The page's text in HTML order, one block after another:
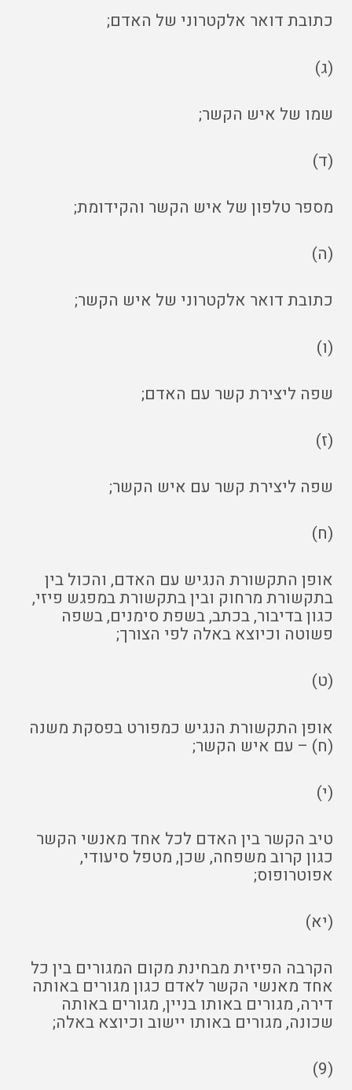
כתובת דואר אלקטרוני של האדם;
(ג)
שמו של איש הקשר;
(ד)
מספר טלפון של איש הקשר והקידומת;
(ה)
כתובת דואר אלקטרוני של איש הקשר;
(ו)
שפה ליצירת קשר עם האדם;
(ז)
שפה ליצירת קשר עם איש הקשר;
(ח)
אופן התקשורת הנגיש עם האדם, והכול בין
בתקשורת מרחוק ובין בתקשורת במפגש פיזי,
כגון בדיבור, בכתב, בשפת סימנים, בשפה
פשוטה וכיוצא באלה לפי הצורך;
(ט)
אופן התקשורת הנגיש כמפורט בפסקת משנה
(ח) – עם איש הקשר;
(י)
טיב הקשר בין האדם לכל אחד מאנשי הקשר
כגון קרוב משפחה, שכן, מטפל סיעודי,
אפוטרופוס;
(יא)
הקרבה הפיזית מבחינת מקום המגורים בין כל
אחד מאנשי הקשר לאדם כגון מגורים באותה
דירה, מגורים באותו בניין, מגורים באותה
שכונה, מגורים באותו יישוב וכיוצא באלה;
(9)